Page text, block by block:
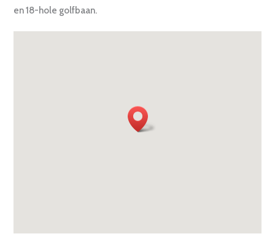
en 18-hole golfbaan.